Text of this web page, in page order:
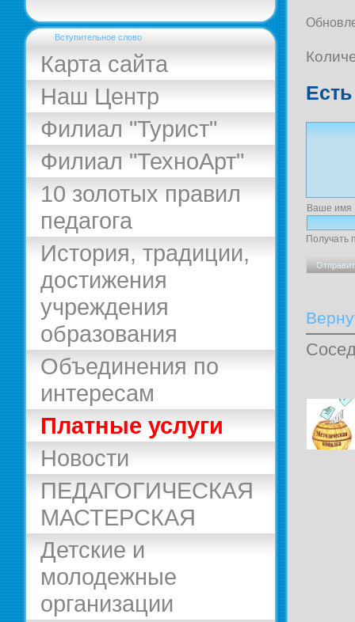
Вступительное слово
Карта сайта
Наш Центр
Филиал "Турист"
Филиал "ТехноАрт"
10 золотых правил
педагога
История, традиции,
достижения
учреждения
образования
Объединения по
интересам
Платные услуги
Новости
ПЕДАГОГИЧЕСКАЯ
МАСТЕРСКАЯ
Детские и
молодежные
организации
Ваше имя
Получать